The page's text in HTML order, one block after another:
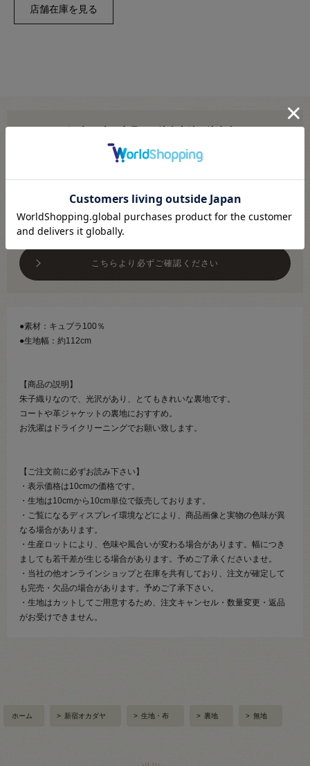
メール便対応商品です
こちらより必ずご確認ください
●素材：キュプラ100％
●生地幅：約112cm
【商品の説明】
朱子織りなので、光沢があり、とてもきれいな裏地です。
コートや革ジャケットの裏地におすすめ。
お洗濯はドライクリーニングでお願い致します。
【ご注文前に必ずお読み下さい】
・表示価格は10cmの価格です。
・生地は10cmから10cm単位で販売しております。
・ご覧になるディスプレイ環境などにより、商品画像と実物の色味が異
なる場合があります。
・生産ロットにより、色味や風合いが変わる場合があります。幅につき
ましても若干差が生じる場合があります。予めご了承くださいませ。
・当社の他オンラインショップと在庫を共有しており、注文が確定して
も完売・欠品の場合があります。予めご了承下さい。
・生地はカットしてご用意するため、注文キャンセル・数量変更・返品
がお受けできません。
ホーム > 新宿オカダヤ > 生地・布 > 裏地 > 無地